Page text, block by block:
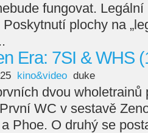
fungovat.
plochy na
Era: 7SI & WHS
kino&video duke
dvou wholetrainů
WC v sestavě
Phoe. O druhý se